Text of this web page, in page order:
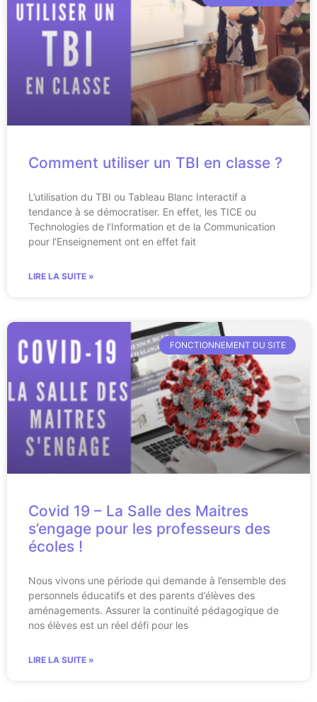
Comment utiliser un TBI en classe ?
L’utilisation du TBI ou Tableau Blanc Interactif a
tendance à se démocratiser. En effet, les TICE ou
Technologies de l’Information et de la Communication
pour l’Enseignement ont en effet fait
LIRE LA SUITE »
FONCTIONNEMENT DU SITE
Covid 19 – La Salle des Maitres
s’engage pour les professeurs des
écoles !
Nous vivons une période qui demande à l’ensemble des
personnels éducatifs et des parents d’élèves des
aménagements. Assurer la continuité pédagogique de
nos élèves est un réel défi pour les
LIRE LA SUITE »